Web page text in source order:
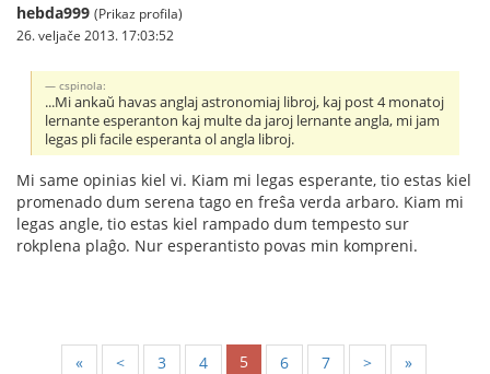
hebda999 (Prikaz profila)
26. veljače 2013. 17:03:52
cspinola:
...Mi ankaŭ havas anglaj astronomiaj libroj, kaj post 4 monatoj
lernante esperanton kaj multe da jaroj lernante angla, mi jam
legas pli facile esperanta ol angla libroj.
Mi same opinias kiel vi. Kiam mi legas esperante, tio estas kiel
promenado dum serena tago en freŝa verda arbaro. Kiam mi
legas angle, tio estas kiel rampado dum tempesto sur
rokplena plaĝo. Nur esperantisto povas min kompreni.
« < 3 4 5 6 7 > »